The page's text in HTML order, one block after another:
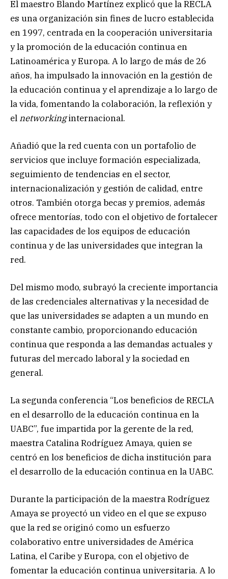
El maestro Blando Martínez explicó que la RECLA
es una organización sin fines de lucro establecida
en 1997, centrada en la cooperación universitaria
y la promoción de la educación continua en
Latinoamérica y Europa. A lo largo de más de 26
años, ha impulsado la innovación en la gestión de
la educación continua y el aprendizaje a lo largo de
la vida, fomentando la colaboración, la reflexión y
el networkinginternacional.
Añadió que la red cuenta con un portafolio de
servicios que incluye formación especializada,
seguimiento de tendencias en el sector,
internacionalización y gestión de calidad, entre
otros. También otorga becas y premios, además
ofrece mentorías, todo con el objetivo de fortalecer
las capacidades de los equipos de educación
continua y de las universidades que integran la
red.
Del mismo modo, subrayó la creciente importancia
de las credenciales alternativas y la necesidad de
que las universidades se adapten a un mundo en
constante cambio, proporcionando educación
continua que responda a las demandas actuales y
futuras del mercado laboral y la sociedad en
general.
La segunda conferencia “Los beneficios de RECLA
en el desarrollo de la educación continua en la
UABC”, fue impartida por la gerente de la red,
maestra Catalina Rodríguez Amaya, quien se
centró en los beneficios de dicha institución para
el desarrollo de la educación continua en la UABC.
Durante la participación de la maestra Rodríguez
Amaya se proyectó un video en el que se expuso
que la red se originó como un esfuerzo
colaborativo entre universidades de América
Latina, el Caribe y Europa, con el objetivo de
fomentar la educación continua universitaria. A lo